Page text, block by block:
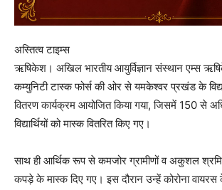
अस्तित्व टाइम्स
ऋषिकेश। अखिल भारतीय आयुर्विज्ञान संस्थान एम्स
कम्युनिटी टास्क फोर्स की ओर से यमकेश्वर प्रखंड के
वितरण कार्यक्रम आयोजित किया गया, जिसमें 150 से
विद्यार्थियों को मास्क वितरित किए गए।
साथ ही आर्थिक रूप से कमजोर ग्रामीणों व अकुशल
कपड़े के मास्क ​दिए गए। इस दौरान उन्हें कोरोना